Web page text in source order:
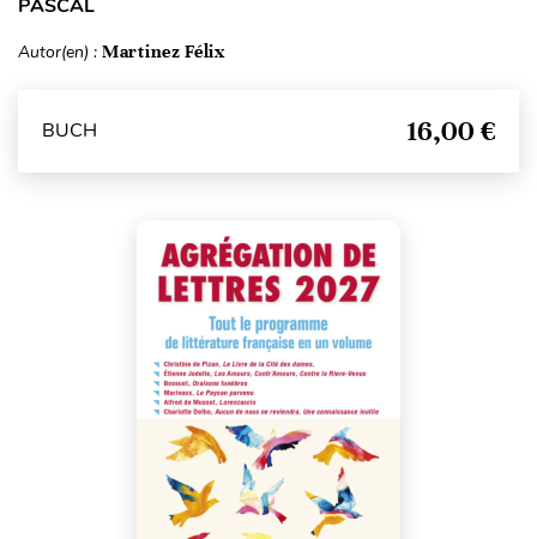
PASCAL
Autor(en) : Martinez Félix
BUCH 16,00 €